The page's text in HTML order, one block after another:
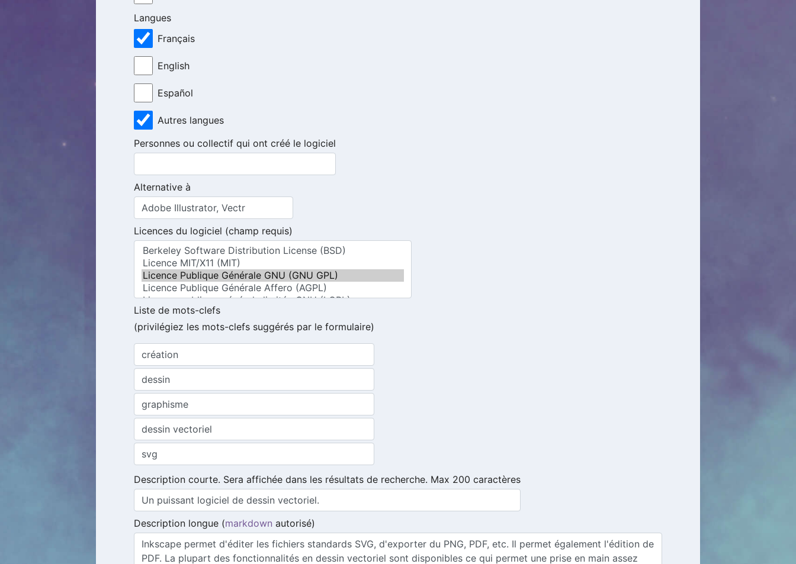
Langues
Français
English
Español
Autres langues
Personnes ou collectif qui ont créé le logiciel
Alternative à
Licences du logiciel (champ requis)
Liste de mots-clefs
(privilégiez les mots-clefs suggérés par le formulaire)
Description courte. Sera affichée dans les résultats de recherche. Max 200 caractères
Description longue (markdown autorisé)